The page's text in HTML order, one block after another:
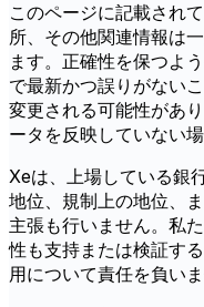
このページに記載され
所、その他関連情報は
ます。正確性を保つよ
で最新かつ誤りがない
変更される可能性があ
ータを反映していない場
Xeは、上場している銀
地位、規制上の地位、
主張も行いません。私
性も支持または検証す
用について責任を負いま